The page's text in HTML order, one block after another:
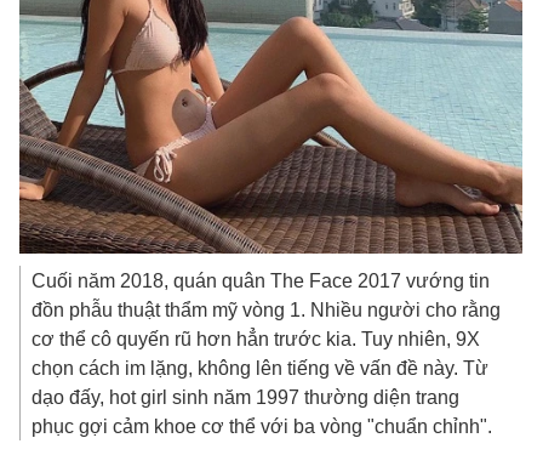
Cuối năm 2018, quán quân The Face 2017 vướng tin
đồn phẫu thuật thẩm mỹ vòng 1. Nhiều người cho rằng
cơ thể cô quyến rũ hơn hẳn trước kia. Tuy nhiên, 9X
chọn cách im lặng, không lên tiếng về vấn đề này. Từ
dạo đấy, hot girl sinh năm 1997 thường diện trang
phục gợi cảm khoe cơ thể với ba vòng "chuẩn chỉnh".